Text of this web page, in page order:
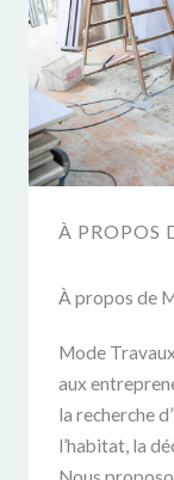
À PROPOS
À propos de
Mode
aux
la recherche
l’habitat, la